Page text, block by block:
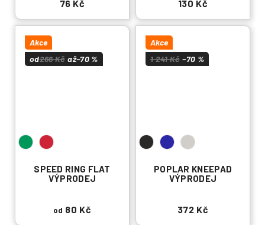
76 Kč 130 Kč
Akce
od266 Kč až–70 %
SPEED RING FLAT
VÝPRODEJ
od 80 Kč
Akce
1 241 Kč –70 %
POPLAR KNEEPAD
VÝPRODEJ
372 Kč